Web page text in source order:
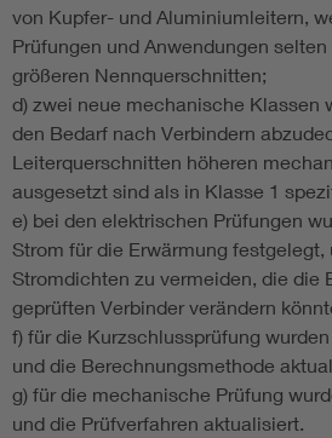
von Kupfer- und Aluminiumleitern,
Prüfungen und Anwendungen
größeren Nennquerschnitten;
d) zwei neue mechanische Klassen
den Bedarf nach Verbindern
Leiterquerschnitten höheren
ausgesetzt sind als in Klasse 1
e) bei den elektrischen Prüfungen
Strom für die Erwärmung
Stromdichten zu vermeiden, die die
geprüften Verbinder verändern
f) für die Kurzschlussprüfung
und die Berechnungsmethode
g) für die mechanische Prüfung
und die Prüfverfahren aktualisiert.